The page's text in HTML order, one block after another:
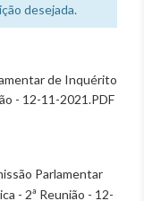
desejada.
de Inquérito
- 12-11-2021.PDF
Parlamentar
- 2ª Reunião - 12-